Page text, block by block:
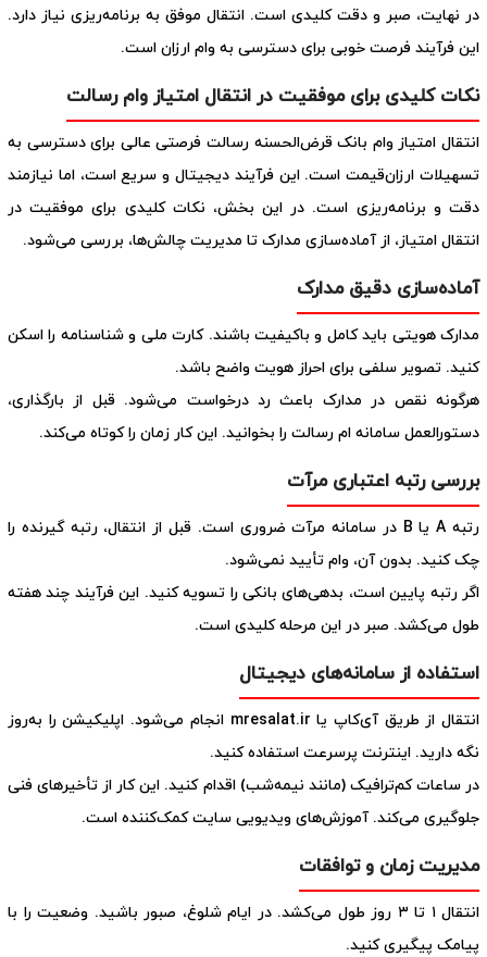
در نهایت، صبر و دقت کلیدی است. انتقال موفق به برنامه‌ریزی نیاز دارد.
این فرآیند فرصت خوبی برای دسترسی به وام ارزان است.
نکات کلیدی برای موفقیت در انتقال امتیاز وام رسالت
انتقال امتیاز وام بانک قرض‌الحسنه رسالت فرصتی عالی برای دسترسی به
تسهیلات ارزان‌قیمت است. این فرآیند دیجیتال و سریع است، اما نیازمند
دقت و برنامه‌ریزی است. در این بخش، نکات کلیدی برای موفقیت در
انتقال امتیاز، از آماده‌سازی مدارک تا مدیریت چالش‌ها، بررسی می‌شود.
آماده‌سازی دقیق مدارک
مدارک هویتی باید کامل و باکیفیت باشند. کارت ملی و شناسنامه را اسکن
کنید. تصویر سلفی برای احراز هویت واضح باشد.
هرگونه نقص در مدارک باعث رد درخواست می‌شود. قبل از بارگذاری،
دستورالعمل سامانه ام رسالت را بخوانید. این کار زمان را کوتاه می‌کند.
بررسی رتبه اعتباری مرآت
رتبه A یا B در سامانه مرآت ضروری است. قبل از انتقال، رتبه گیرنده را
چک کنید. بدون آن، وام تأیید نمی‌شود.
اگر رتبه پایین است، بدهی‌های بانکی را تسویه کنید. این فرآیند چند هفته
طول می‌کشد. صبر در این مرحله کلیدی است.
استفاده از سامانه‌های دیجیتال
انتقال از طریق آی‌کاپ یا mresalat.ir انجام می‌شود. اپلیکیشن را به‌روز
نگه دارید. اینترنت پرسرعت استفاده کنید.
در ساعات کم‌ترافیک (مانند نیمه‌شب) اقدام کنید. این کار از تأخیرهای فنی
جلوگیری می‌کند. آموزش‌های ویدیویی سایت کمک‌کننده است.
مدیریت زمان و توافقات
انتقال ۱ تا ۳ روز طول می‌کشد. در ایام شلوغ، صبور باشید. وضعیت را با
پیامک پیگیری کنید.